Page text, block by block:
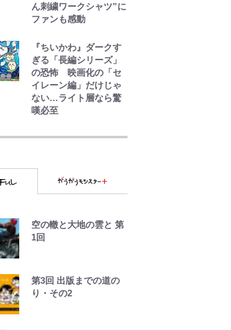
ん刺繍ワークシャツ”に
ファンも感動
『ちいかわ』ダークす
ぎる「長編シリーズ」
の恐怖 映画化の「セ
イレーン編」だけじゃ
ない…ライト層なら驚
嘆必至
土四極踏破証明書」】
果！「車中泊レポー
荒々しい「火山帯」の
一端にいることを体
口を1周する「1時間半
ハイキング」パノラマ
空の轍と大地の雲と 第
1回
第3回 出版までの道の
り・その2